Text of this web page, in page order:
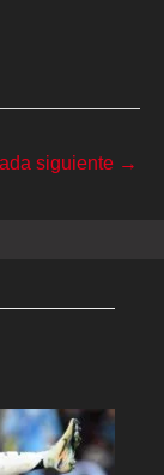
siguiente →